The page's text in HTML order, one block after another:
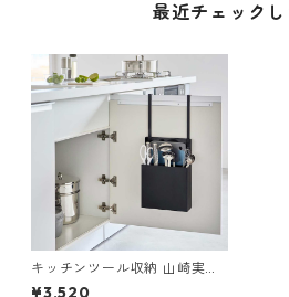
最近チェック
キッチンツール収納 山崎実業
tower タワー シンク扉オール
¥3,520